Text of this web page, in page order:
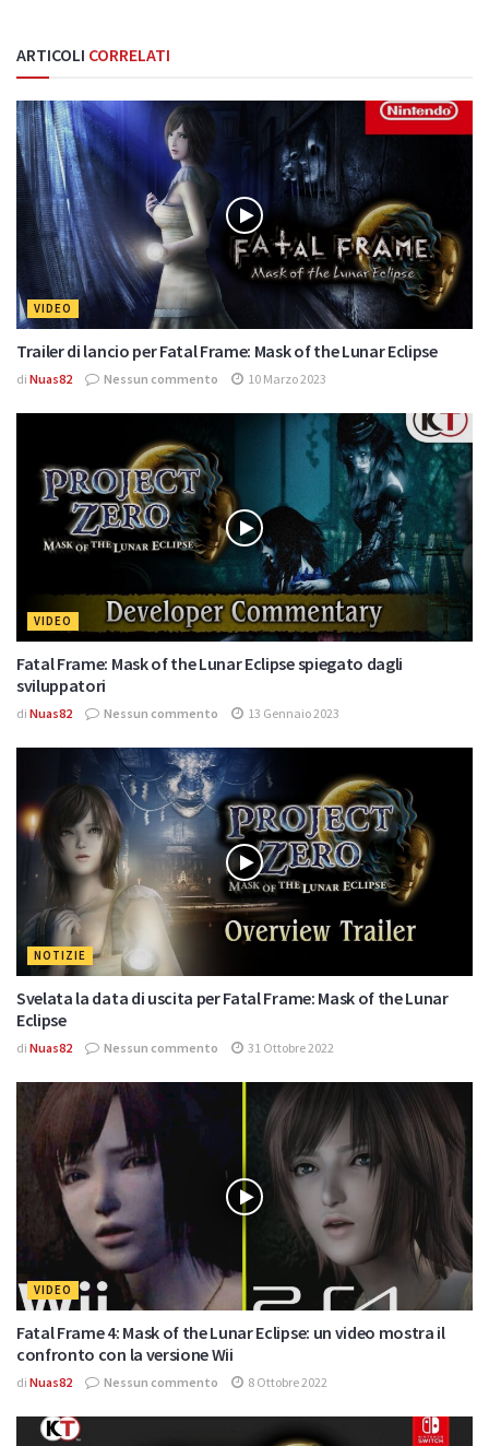
ARTICOLI CORRELATI
VIDEO
Trailer di lancio per Fatal Frame: Mask of the Lunar Eclipse
di Nuas82 Nessun commento 10 Marzo 2023
VIDEO
Fatal Frame: Mask of the Lunar Eclipse spiegato dagli
sviluppatori
di Nuas82 Nessun commento 13 Gennaio 2023
NOTIZIE
Svelata la data di uscita per Fatal Frame: Mask of the Lunar
Eclipse
di Nuas82 Nessun commento 31 Ottobre 2022
VIDEO
Fatal Frame 4: Mask of the Lunar Eclipse: un video mostra il
confronto con la versione Wii
di Nuas82 Nessun commento 8 Ottobre 2022